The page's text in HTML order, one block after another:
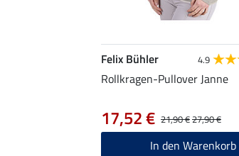
Felix Bühler 4.9
Rollkragen-Pullover Janne
21,90 €27,90 €
17,52 €
In den Warenkorb